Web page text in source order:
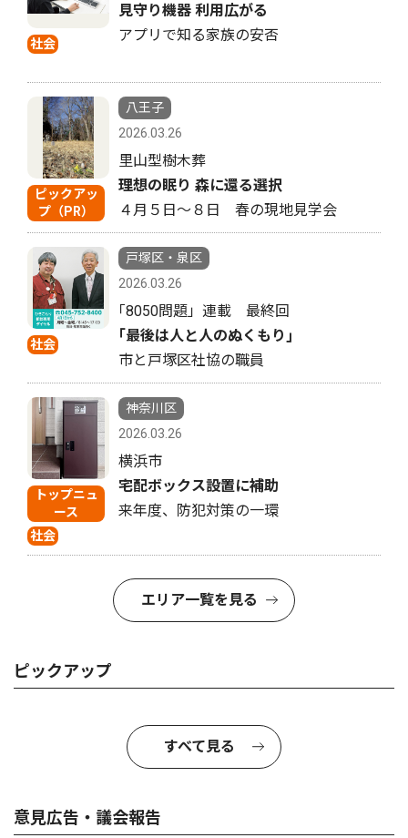
社会
見守り機器 利用広がる
アプリで知る家族の安否
ピックアッ
プ（PR）
八王子
2026.03.26
里山型樹木葬
理想の眠り 森に還る選択
４月５日〜８日 春の現地見学会
社会
戸塚区・泉区
2026.03.26
｢8050問題」連載 最終回
｢最後は人と人のぬくもり｣
市と戸塚区社協の職員
トップニュ
ース
社会
神奈川区
2026.03.26
横浜市
宅配ボックス設置に補助
来年度、防犯対策の一環
エリア一覧を見る
ピックアップ
すべて見る
意見広告・議会報告